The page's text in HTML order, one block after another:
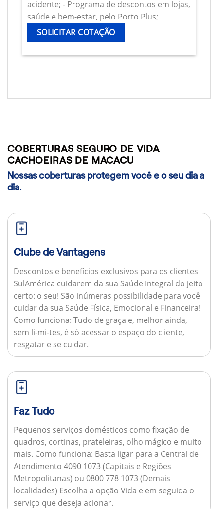
acidente; - Programa de descontos em lojas,
saúde e bem-estar, pelo Porto Plus;
SOLICITAR COTAÇÃO
COBERTURAS SEGURO DE VIDA
CACHOEIRAS DE MACACU
Nossas coberturas protegem você e o seu dia a
dia.
Clube de Vantagens
Descontos e benefícios exclusivos para os clientes
SulAmérica cuidarem da sua Saúde Integral do jeito
certo: o seu! São inúmeras possibilidade para você
cuidar da sua Saúde Física, Emocional e Financeira!
Como funciona: Tudo de graça e, melhor ainda,
sem li-mi-tes, é só acessar o espaço do cliente,
resgatar e se cuidar.
Faz Tudo
Pequenos serviços domésticos como fixação de
quadros, cortinas, prateleiras, olho mágico e muito
mais. Como funciona: Basta ligar para a Central de
Atendimento 4090 1073 (Capitais e Regiões
Metropolitanas) ou 0800 778 1073 (Demais
localidades) Escolha a opção Vida e em seguida o
serviço que deseja acionar.